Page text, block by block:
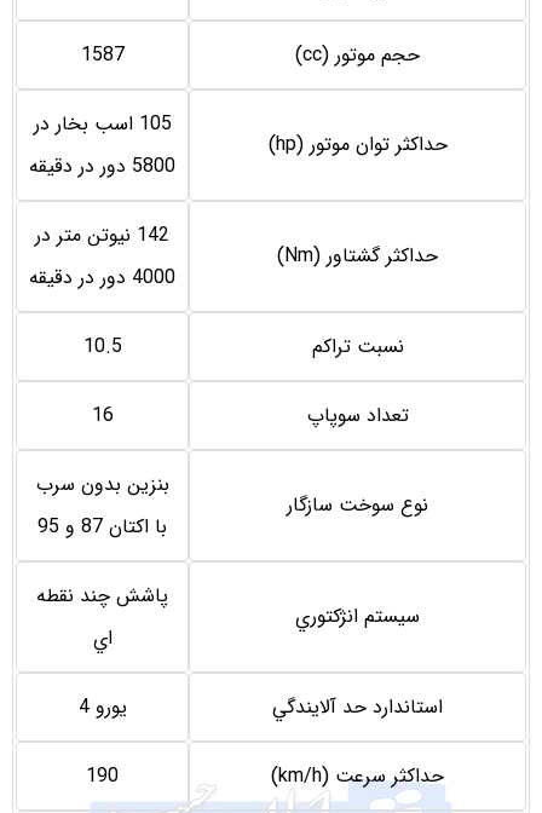
حجم موتور (cc) 1587
حداکثر توان موتور (hp)
105 اسب بخار در
5800 دور در دقيقه
حداكثر گشتاور (Nm)
142 نيوتن متر در
4000 دور در دقيقه
نسبت تراكم 10.5
تعداد سوپاپ 16
نوع سوخت سازگار
بنزين بدون سرب
با اكتان 87 و 95
سيستم انژكتوري
پاشش چند نقطه
اي
استاندارد حد آلايندگي يورو 4
حداکثر سرعت (km/h) 190